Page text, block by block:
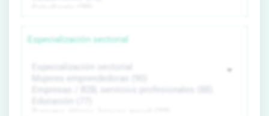
Especialización sectorial